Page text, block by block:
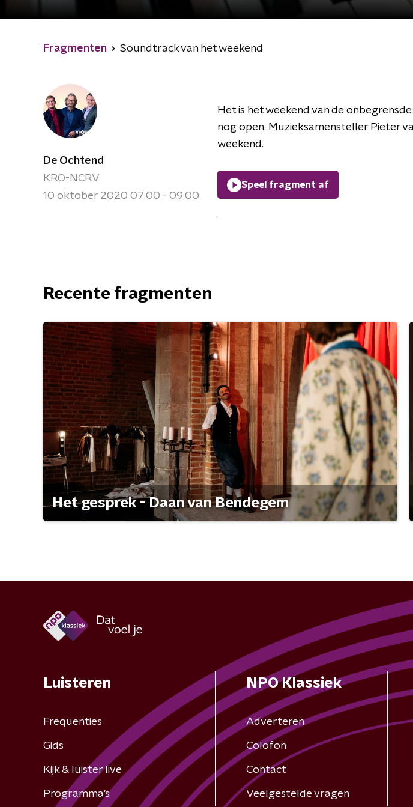
Fragmenten Soundtrack van het weekend
De Ochtend
KRO-NCRV
10 oktober 2020 07:00 - 09:00
Het is het weekend van de
nog open. Muzieksamensteller Pieter
weekend.
Speel fragment af
Recente fragmenten
Het gesprek - Daan van Bendegem
Luisteren
Frequenties
Gids
Kijk & luister live
Programma's
NPO Klassiek
Adverteren
Colofon
Contact
Veelgestelde vragen